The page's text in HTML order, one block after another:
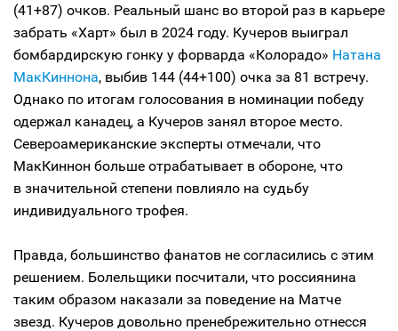
(41+87) очков. Реальный шанс во второй раз в карьере
забрать «Харт» был в 2024 году. Кучеров выиграл
бомбардирскую гонку у форварда «Колорадо» Натана
МакКиннона, выбив 144 (44+100) очка за 81 встречу.
Однако по итогам голосования в номинации победу
одержал канадец, а Кучеров занял второе место.
Североамериканские эксперты отмечали, что
МакКиннон больше отрабатывает в обороне, что
в значительной степени повлияло на судьбу
индивидуального трофея.
Правда, большинство фанатов не согласились с этим
решением. Болельщики посчитали, что россиянина
таким образом наказали за поведение на Матче
звезд. Кучеров довольно пренебрежительно отнесся